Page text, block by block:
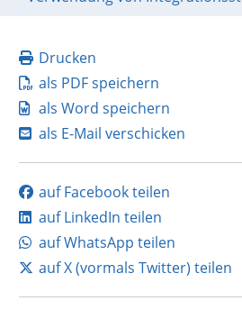
Drucken
als PDF speichern
als Word speichern
als E-Mail verschicken
auf Facebook teilen
auf LinkedIn teilen
auf WhatsApp teilen
auf X (vormals Twitter) teilen